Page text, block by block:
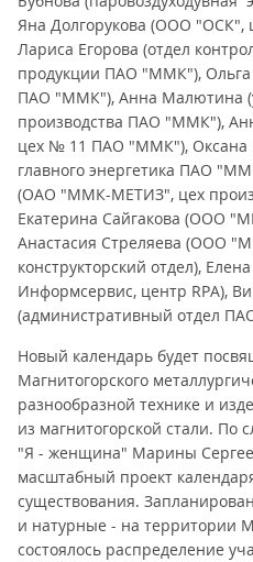
Яна Долгорукова (ООО "ОСК",
Лариса Егорова (отдел
продукции ПАО "ММК"), Ольга
ПАО "ММК"), Анна Малютина
производства ПАО "ММК"),
цех № 11 ПАО "ММК"), Оксана
главного энергетика ПАО
(ОАО "ММК-МЕТИЗ", цех
Екатерина Сайгакова (ООО
Анастасия Стреляева (ООО
конструкторский отдел),
Информсервис, центр RPA),
(административный отдел
Новый календарь будет
Магнитогорского
разнообразной технике и
из магнитогорской стали. По
"Я - женщина" Марины
масштабный проект
существования.
и натурные - на территории
состоялось распределение